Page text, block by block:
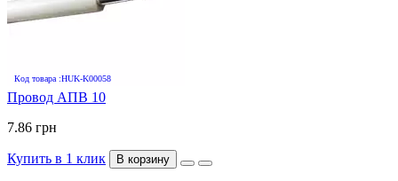
Код товара :HUK-K00058
Провод АПВ 10
7.86 грн
Купить в 1 клик В корзину